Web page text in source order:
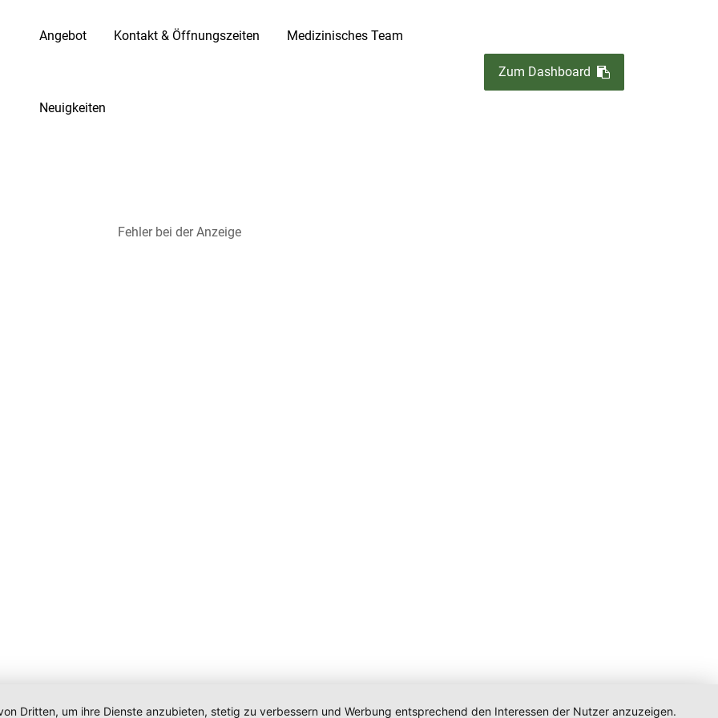
Angebot Kontakt & Öffnungszeiten Medizinisches Team
Neuigkeiten
Zum Dashboard
Fehler bei der Anzeige
Dritten, um ihre Dienste anzubieten, stetig zu verbessern und Werbung entsprechend den Interessen der Nutzer anzuzeigen.